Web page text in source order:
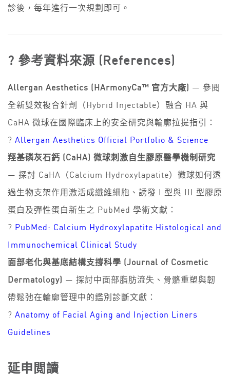
診後，每年進行一次規劃即可。
? 參考資料來源 (References)
Allergan Aesthetics (HArmonyCa™ 官方大廠) — 參閱
全新雙效複合針劑（Hybrid Injectable）融合 HA 與
CaHA 微球在國際臨床上的安全研究與輪廓拉提指引：
? Allergan Aesthetics Official Portfolio & Science
羥基磷灰石鈣 (CaHA) 微球刺激自生膠原醫學機制研究
— 探討 CaHA（Calcium Hydroxylapatite）微球如何透
過生物支架作用激活成纖維細胞、誘發 I 型與 III 型膠原
蛋白及彈性蛋白新生之 PubMed 學術文獻：
? PubMed: Calcium Hydroxylapatite Histological and
Immunochemical Clinical Study
面部老化與基底結構支撐科學 (Journal of Cosmetic
Dermatology) — 探討中面部脂肪流失、骨骼重塑與韌
帶鬆弛在輪廓管理中的鑑別診斷文獻：
? Anatomy of Facial Aging and Injection Liners
Guidelines
延申閲讀